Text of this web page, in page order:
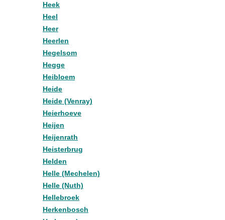
Heek
Heel
Heer
Heerlen
Hegelsom
Hegge
Heibloem
Heide
Heide (Venray)
Heierhoeve
Heijen
Heijenrath
Heisterbrug
Helden
Helle (Mechelen)
Helle (Nuth)
Hellebroek
Herkenbosch